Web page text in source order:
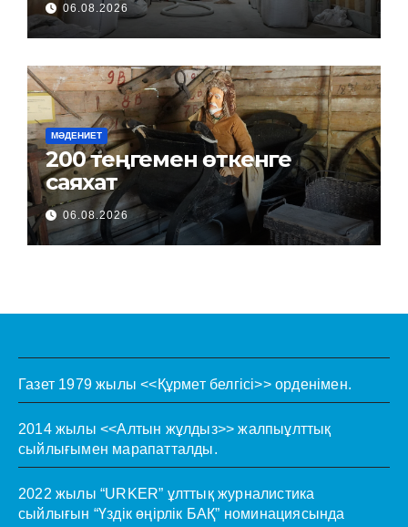
06.08.2026
МӘДЕНИЕТ
200 теңгемен өткенге
саяхат
06.08.2026
Газет 1979 жылы <<Құрмет белгісі>> орденімен.
2014 жылы <<Алтын жұлдыз>> жалпыұлттық
сыйлығымен марапатталды.
2022 жылы “URKER” ұлттық журналистика
сыйлығын “Үздік өңірлік БАҚ” номинациясында